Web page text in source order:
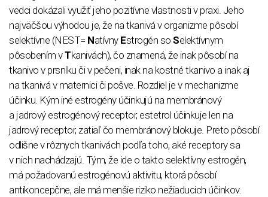
vedci dokázali využiť jeho pozitívne vlastnosti v praxi. Jeho
najväčšou výhodou je, že na tkanivá v organizme pôsobí
selektívne (NEST= Natívny Estrogén so Selektívnym
pôsobením vTkanivách), čo znamená, že inak pôsobí na
tkanivo v prsníku či v pečeni, inak na kostné tkanivo a inak aj
na tkanivá v maternici či pošve. Rozdiel je v mechanizme
účinku. Kým iné estrogény účinkujú na membránový
a jadrový estrogénový receptor, estetrol účinkuje len na
jadrový receptor, zatiaľ čo membránový blokuje. Preto pôsobí
odlišne v rôznych tkanivách podľa toho, aké receptory sa
v nich nachádzajú. Tým, že ide o takto selektívny estrogén,
má požadovanú estrogénovú aktivitu, ktorá pôsobí
antikoncepčne, ale má menšie riziko nežiaducich účinkov.